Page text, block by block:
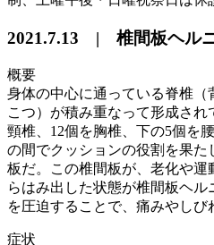
2021.7.13 | 椎間板ヘル
概要
身体の中心に通っている脊椎（
こつ）が積み重なって形成さ
頸椎、12個を胸椎、下の5個を
の間でクッションの役割を果た
板だ。この椎間板が、老化や
らはみ出した状態が椎間板ヘ
を圧迫することで、痛みやしび
症状